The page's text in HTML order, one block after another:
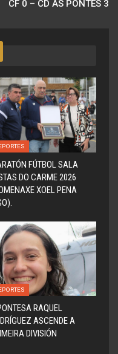
CF 0 – CD AS PONTES 3
FÚTBOL SALA
DO CARME 2026
XOEL PENA
RAQUEL
ASCENDE A
DIVISIÓN